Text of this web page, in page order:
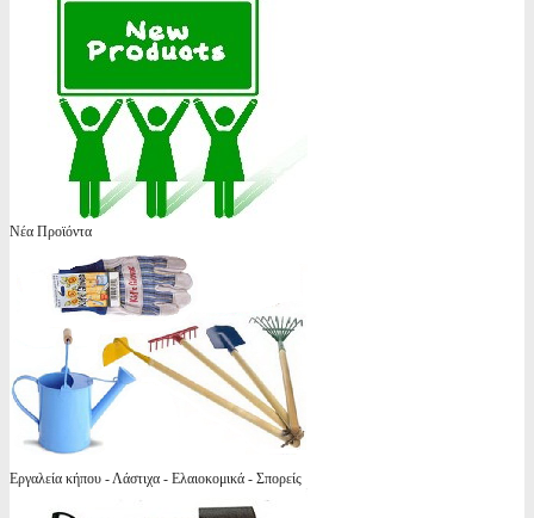
Νέα Προϊόντα
Εργαλεία κήπου - Λάστιχα - Ελαιοκομικά - Σπορείς